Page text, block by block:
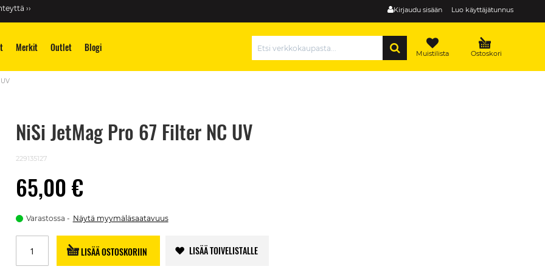
Kirjaudu sisään Luo käyttäjätunnus
››
Merkit Outlet Blogi Ostoskori
Muistilista
NiSi JetMag Pro 67 Filter NC UV
229135127
65,00 €
Varastossa Näytä myymäläsaatavuus
LISÄÄ OSTOSKORIIN LISÄÄ TOIVELISTALLE